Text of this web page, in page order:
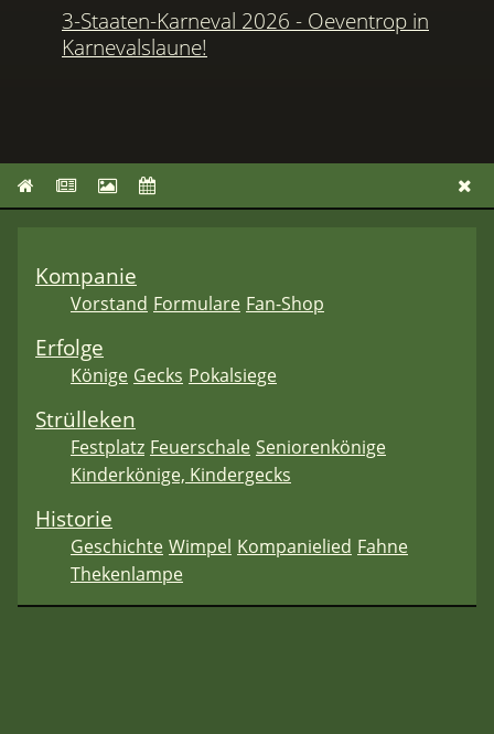
3-Staaten-Karneval 2026 - Oeventrop in
Karnevalslaune!
Kompanie
Vorstand Formulare Fan-Shop
Erfolge
Könige Gecks Pokalsiege
Strülleken
Festplatz Feuerschale Seniorenkönige
Kinderkönige, Kindergecks
Historie
Geschichte Wimpel Kompanielied Fahne
Thekenlampe